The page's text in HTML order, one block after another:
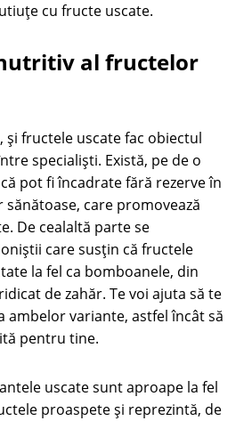
cu fructe uscate.
al fructelor
și fructele uscate fac obiectul
specialiști. Există, pe de o
pot fi încadrate fără rezerve în
care promovează
De cealaltă parte se
care susțin că fructele
la fel ca bomboanele, din
de zahăr. Te voi ajuta să te
ambelor variante, astfel încât să
pentru tine.
uscate sunt aproape la fel
proaspete și reprezintă, de